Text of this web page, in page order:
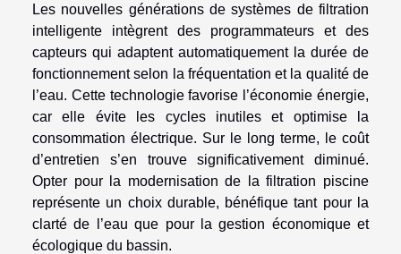
Les nouvelles générations de systèmes de filtration
intelligente intègrent des programmateurs et des
capteurs qui adaptent automatiquement la durée de
fonctionnement selon la fréquentation et la qualité de
l’eau. Cette technologie favorise l’économie énergie,
car elle évite les cycles inutiles et optimise la
consommation électrique. Sur le long terme, le coût
d’entretien s’en trouve significativement diminué.
Opter pour la modernisation de la filtration piscine
représente un choix durable, bénéfique tant pour la
clarté de l’eau que pour la gestion économique et
écologique du bassin.